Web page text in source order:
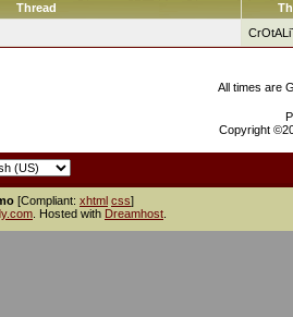
Thread
All times are
Copyright
[Compliant: xhtml css]
. Hosted with Dreamhost